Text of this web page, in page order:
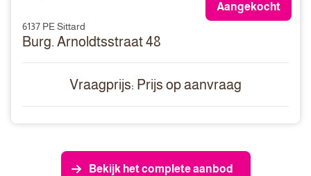
Aangekocht
6137 PE Sittard
Burg. Arnoldtsstraat 48
Vraagprijs: Prijs op aanvraag
Bekijk het complete aanbod